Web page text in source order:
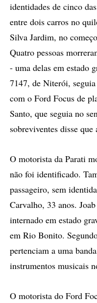
identidades de cinco
entre dois carros no
Silva Jardim, no
Quatro pessoas
- uma delas em estado
7147, de Niterói,
com o Ford Focus de
Santo, que seguia no
sobreviventes disse
O motorista da Parati
não foi identificado.
passageiro, sem
Carvalho, 33 anos.
internado em estado
em Rio Bonito.
pertenciam a uma
instrumentos musicais
O motorista do Ford